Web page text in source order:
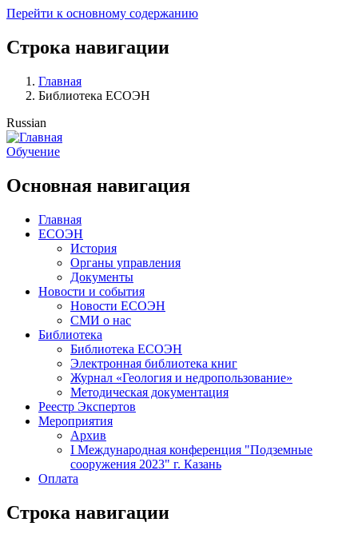
Перейти к основному содержанию
Строка навигации
Главная
Библиотека ЕСОЭН
Russian
Обучение
Основная навигация
Главная
ЕСОЭН
История
Органы управления
Документы
Новости и события
Новости ЕСОЭН
СМИ о нас
Библиотека
Библиотека ЕСОЭН
Электронная библиотека книг
Журнал «Геология и недропользование»
Методическая документация
Реестр Экспертов
Мероприятия
Архив
I Международная конференция "Подземные
сооружения 2023" г. Казань
Оплата
Строка навигации